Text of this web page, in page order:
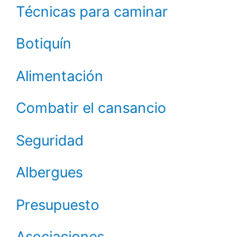
Técnicas para caminar
Botiquín
Alimentación
Combatir el cansancio
Seguridad
Albergues
Presupuesto